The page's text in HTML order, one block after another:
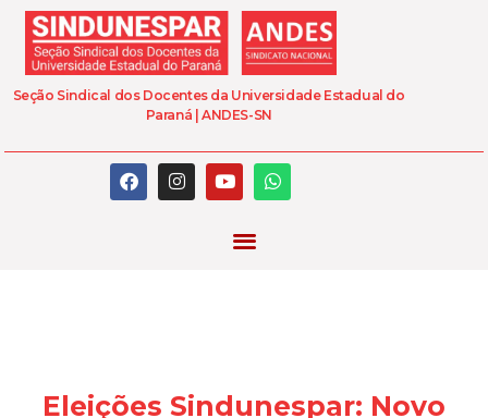
Seção Sindical dos Docentes da Universidade Estadual do
Paraná | ANDES-SN
Eleições Sindunespar: Novo